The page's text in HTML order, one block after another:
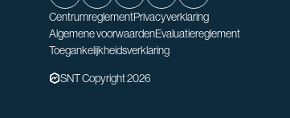
CentrumreglementPrivacyverklaring
Algemene voorwaardenEvaluatiereglement
Toegankelijkheidsverklaring
SNT Copyright 2026